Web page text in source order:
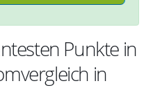
Punkte in
in